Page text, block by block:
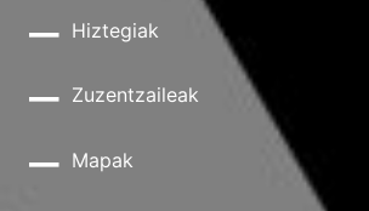
Hiztegiak
Zuzentzaileak
Mapak